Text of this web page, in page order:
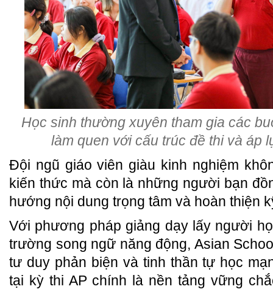
Học sinh thường xuyên tham gia các
làm quen với cấu trúc đề thi và áp
Đội ngũ giáo viên giàu kinh nghiệm
kiến thức mà còn là những người bạn
hướng nội dung trọng tâm và hoàn thiện
Với phương pháp giảng dạy lấy người
trường song ngữ năng động, Asian
tư duy phản biện và tinh thần tự học
tại kỳ thi AP chính là nền tảng vững